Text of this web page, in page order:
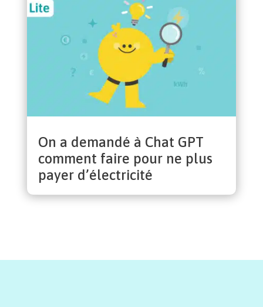
On a demandé à Chat GPT
comment faire pour ne plus
payer d’électricité